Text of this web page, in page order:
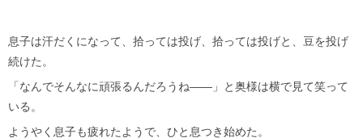
息子は汗だくになって、拾っては投げ、拾っては投げと、豆を投げ
続けた。
「なんでそんなに頑張るんだろうね——」と奥様は横で見て笑って
いる。
ようやく息子も疲れたようで、ひと息つき始めた。